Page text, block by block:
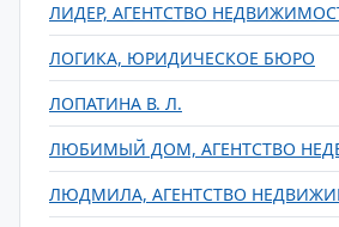
ЛИДЕР, АГЕНТСТВО
ЛОГИКА, ЮРИДИЧЕСКОЕ БЮРО
ЛОПАТИНА В. Л.
ЛЮБИМЫЙ ДОМ, АГЕНТСТВО
ЛЮДМИЛА, АГЕНТСТВО